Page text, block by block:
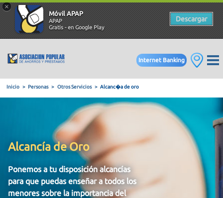
×
Móvil APAP
APAP
Gratis - en Google Play
Descargar
Internet Banking
Personas Otros Servicios Alcanc�a de oro
Alcancía de Oro
Ponemos a tu disposición alcancías
para que puedas enseñar a todos los
menores sobre la importancia del